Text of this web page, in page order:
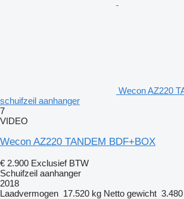
Wecon AZ220
schuifzeil aanhanger
7
VIDEO
Wecon AZ220 TANDEM BDF+BOX
€ 2.900 Exclusief BTW
Schuifzeil aanhanger
2018
Laadvermogen 17.520 kg Netto gewicht